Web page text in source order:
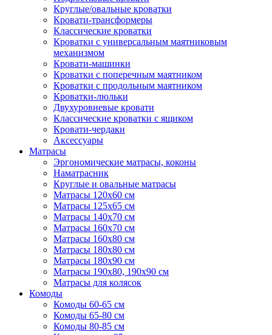
Круглые/овальные кроватки
Кровати-трансформеры
Классические кроватки
Кроватки с универсальным маятниковым
механизмом
Кровати-машинки
Кроватки с поперечным маятником
Кроватки с продольным маятником
Кроватки-люльки
Двухуровневые кровати
Классические кроватки с ящиком
Кровати-чердаки
Аксессуары
Матрасы
Эргономические матрасы, коконы
Наматрасник
Круглые и овальные матрасы
Матрасы 120х60 см
Матрасы 125х65 см
Матрасы 140х70 см
Матрасы 160х70 см
Матрасы 160х80 см
Матрасы 180х80 см
Матрасы 180х90 см
Матрасы 190х80, 190х90 см
Матрасы для колясок
Комоды
Комоды 60-65 см
Комоды 65-80 см
Комоды 80-85 см